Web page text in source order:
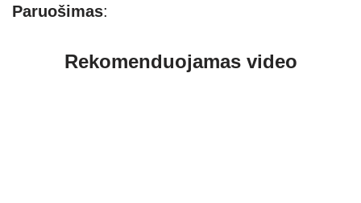
Paruošimas:
Rekomenduojamas video